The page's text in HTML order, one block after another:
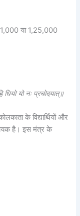
या 1,25,000
धियो यो नः प्रचोदयात्॥
के विद्यार्थियों और
है। इस मंत्र के